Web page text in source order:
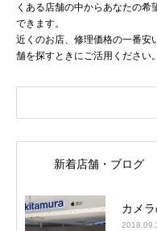
くある店舗の中からあなたの
できます。
近くのお店、修理価格の一番安
舗を探すときにご活用ください。
新着店舗・ブログ
カメ